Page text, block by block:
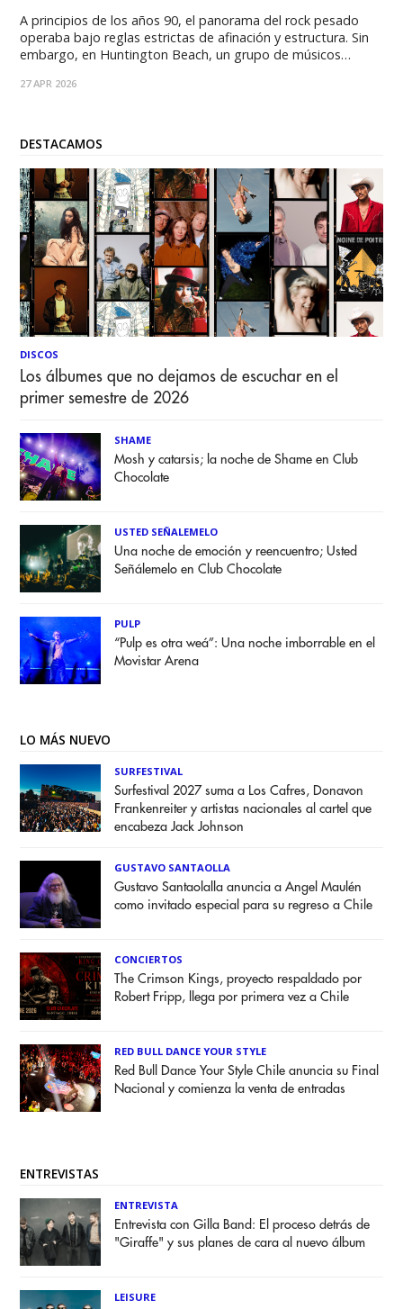
A principios de los años 90, el panorama del rock pesado
operaba bajo reglas estrictas de afinación y estructura. Sin
embargo, en Huntington Beach, un grupo de músicos
frecuencias que la industria de la época no lograba clasificar.
27 APR 2026
DESTACAMOS
DISCOS
Los álbumes que no dejamos de escuchar en el
primer semestre de 2026
SHAME
Mosh y catarsis; la noche de Shame en Club
Chocolate
USTED SEÑALEMELO
Una noche de emoción y reencuentro; Usted
Señálemelo en Club Chocolate
PULP
“Pulp es otra weá”: Una noche imborrable en el
Movistar Arena
LO MÁS NUEVO
SURFESTIVAL
Surfestival 2027 suma a Los Cafres, Donavon
Frankenreiter y artistas nacionales al cartel que
encabeza Jack Johnson
GUSTAVO SANTAOLLA
Gustavo Santaolalla anuncia a Angel Maulén
como invitado especial para su regreso a Chile
CONCIERTOS
The Crimson Kings, proyecto respaldado por
Robert Fripp, llega por primera vez a Chile
RED BULL DANCE YOUR STYLE
Red Bull Dance Your Style Chile anuncia su Final
Nacional y comienza la venta de entradas
ENTREVISTAS
ENTREVISTA
Entrevista con Gilla Band: El proceso detrás de
"Giraffe" y sus planes de cara al nuevo álbum
LEISURE